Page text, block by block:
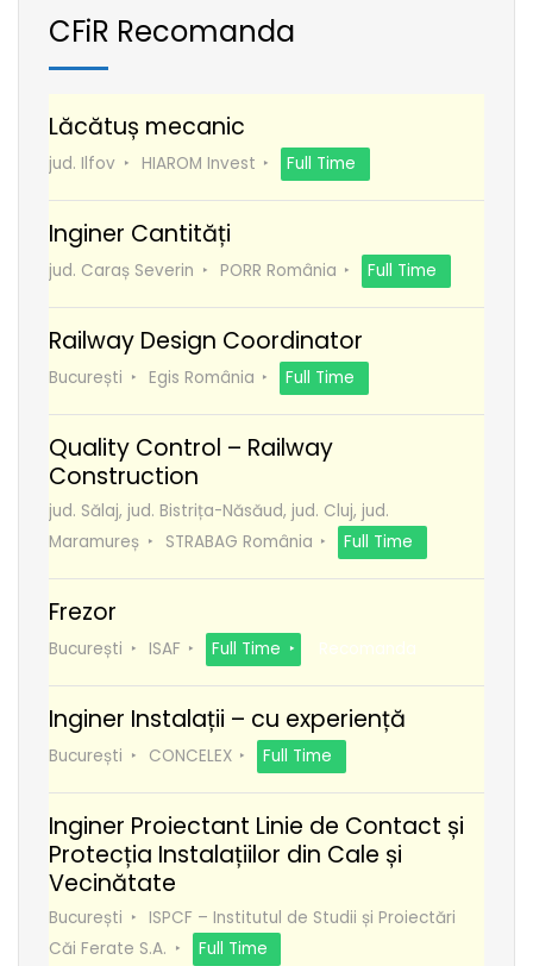
CFiR Recomanda
Lăcătuș mecanic
jud. Ilfov HIAROM Invest Full Time
Inginer Cantități
jud. Caraș Severin PORR România Full Time
Railway Design Coordinator
București Egis România Full Time
Quality Control – Railway
Construction
jud. Sălaj, jud. Bistrița-Năsăud, jud. Cluj, jud.
Maramureș
STRABAG România Full Time
Frezor
București ISAF Full Time Recomanda
Inginer Instalații – cu experiență
București CONCELEX Full Time
Inginer Proiectant Linie de Contact și
Protecția Instalațiilor din Cale și
Vecinătate
București
ISPCF – Institutul de Studii și Proiectări
Căi Ferate S.A.
Full Time